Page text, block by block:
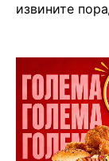
извините